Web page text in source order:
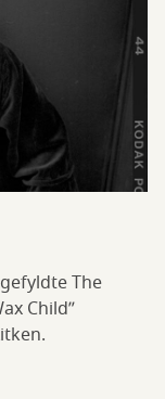
The
Child”